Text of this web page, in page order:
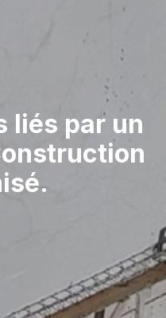
liés par un